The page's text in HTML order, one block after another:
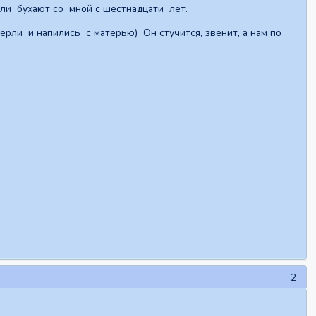
бухают со мной с шестнадцати лет.
и напились с матерью) Он стучится, звенит, а нам по
2